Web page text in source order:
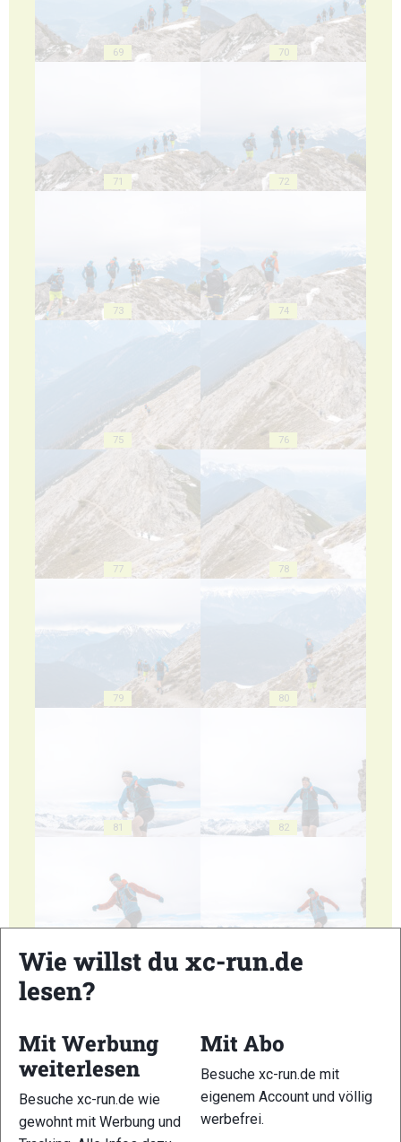
69 70
71 72
73 74
75 76
77 78
79 80
81 82
83 84
Wie willst du xc-run.de
lesen?
Mit Werbung
weiterlesen
Besuche xc-run.de wie
gewohnt mit Werbung und
Mit Abo
Besuche xc-run.de mit
eigenem Account und völlig
werbefrei.